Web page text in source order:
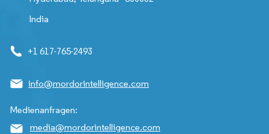
India
+1 617-765-2493
info@mordorintelligence.com
Medienanfragen:
media@mordorintelligence.com